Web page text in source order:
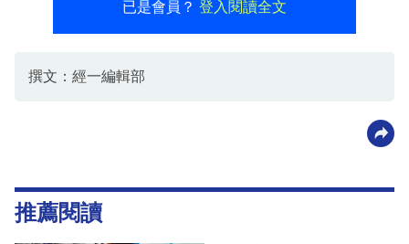
已是會員？ 登入閱讀全文
撰文：經一編輯部
推薦閱讀